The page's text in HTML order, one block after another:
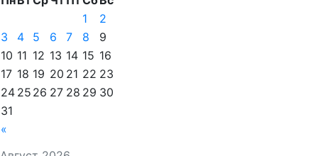
«
1
2
3
4 5 6 7 8
9
10 11 12 13 14 15 16
17 18 19 20 21 22 23
24 25 26 27 28 29 30
31